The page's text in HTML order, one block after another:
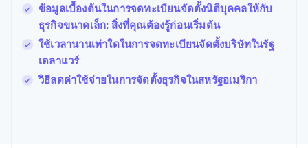
ข้อมูลเบื้องต้นในการจดทะเบียนจัดตั้งนิติบุคคลให้กับ
ธุรกิจขนาดเล็ก: สิ่งที่คุณต้องรู้ก่อนเริ่มต้น
ใช้เวลานานเท่าใดในการจดทะเบียนจัดตั้งบริษัทในรัฐ
เดลาแวร์
วิธีลดค่าใช้จ่ายในการจัดตั้งธุรกิจในสหรัฐอเมริกา
FrançaisEnglish
ฟินแลนด์
English
มอลตา
English
มาเลเซีย